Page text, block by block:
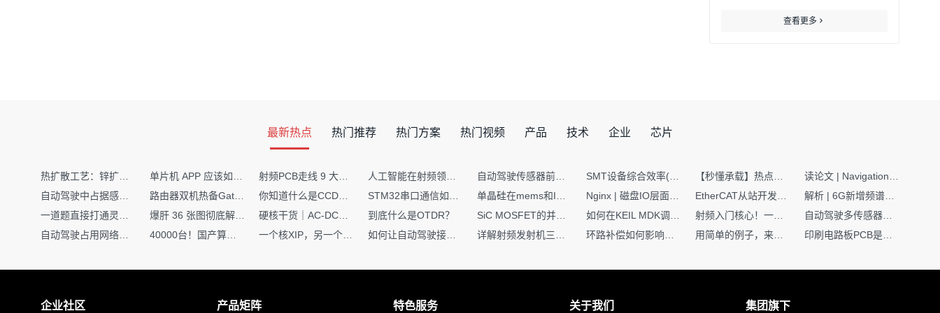
查看更多
最新热点 热门推荐 热门方案 热门视频 产品 技术 企业 芯片
到底什么是OTDR？
企业社区 产品矩阵 特色服务 关于我们 集团旗下